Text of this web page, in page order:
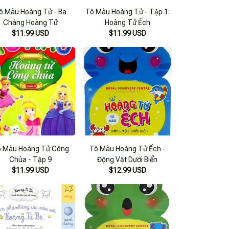
Màu Hoàng Tử - Ba
Chàng Hoàng Tử
$11.99 USD
Tô Màu Hoàng Tử - Tập 1:
Hoàng Tử Ếch
$11.99 USD
Màu Hoàng Tử Công
Chúa - Tập 9
$11.99 USD
Tô Màu Hoàng Tử Ếch -
Động Vật Dưới Biển
$12.99 USD